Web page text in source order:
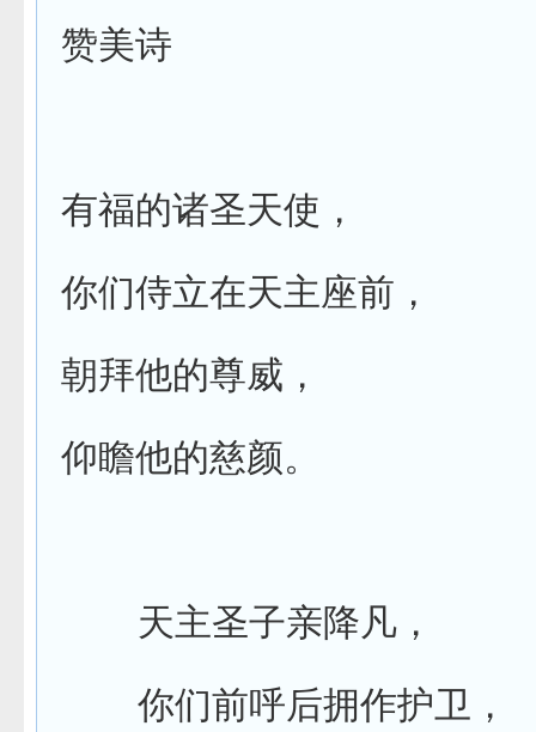
赞美诗
有福的诸圣天使，
你们侍立在天主座前，
朝拜他的尊威，
仰瞻他的慈颜。
天主圣子亲降凡，
你们前呼后拥作护卫，